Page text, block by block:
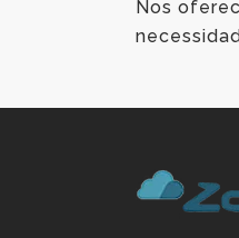
Nos